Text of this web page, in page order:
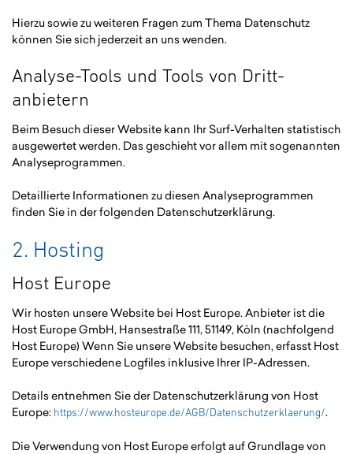
Hierzu sowie zu weiteren Fragen zum Thema Datenschutz
können Sie sich jederzeit an uns wenden.
Analyse-Tools und Tools von Dritt­
anbietern
Beim Besuch dieser Website kann Ihr Surf-Verhalten statistisch
ausgewertet werden. Das geschieht vor allem mit sogenannten
Analyseprogrammen.
Detaillierte Informationen zu diesen Analyseprogrammen
finden Sie in der folgenden Datenschutzerklärung.
2. Hosting
Host Europe
Wir hosten unsere Website bei Host Europe. Anbieter ist die
Host Europe GmbH, Hansestraße 111, 51149, Köln (nachfolgend
Host Europe) Wenn Sie unsere Website besuchen, erfasst Host
Europe verschiedene Logfiles inklusive Ihrer IP-Adressen.
Details entnehmen Sie der Datenschutzerklärung von Host
Europe: https://www.hosteurope.de/AGB/Datenschutzerklaerung/.
Die Verwendung von Host Europe erfolgt auf Grundlage von